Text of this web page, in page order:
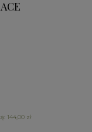
144,00 zł